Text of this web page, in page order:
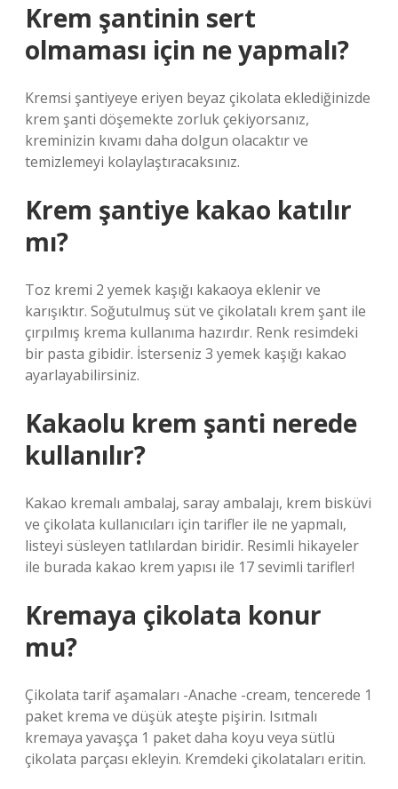
Krem şantinin sert
olmaması için ne yapmalı?
Kremsi şantiyeye eriyen beyaz çikolata eklediğinizde
krem ​​şanti döşemekte zorluk çekiyorsanız,
kreminizin kıvamı daha dolgun olacaktır ve
temizlemeyi kolaylaştıracaksınız.
Krem şantiye kakao katılır
mı?
Toz kremi 2 yemek kaşığı kakaoya eklenir ve
karışıktır. Soğutulmuş süt ve çikolatalı krem ​​şant ile
çırpılmış krema kullanıma hazırdır. Renk resimdeki
bir pasta gibidir. İsterseniz 3 yemek kaşığı kakao
ayarlayabilirsiniz.
Kakaolu krem şanti nerede
kullanılır?
Kakao kremalı ambalaj, saray ambalajı, krem ​​bisküvi
ve çikolata kullanıcıları için tarifler ile ne yapmalı,
listeyi süsleyen tatlılardan biridir. Resimli hikayeler
ile burada kakao krem ​​yapısı ile 17 sevimli tarifler!
Kremaya çikolata konur
mu?
Çikolata tarif aşamaları -Anache -cream, tencerede 1
paket krema ve düşük ateşte pişirin. Isıtmalı
kremaya yavaşça 1 paket daha koyu veya sütlü
çikolata parçası ekleyin. Kremdeki çikolataları eritin.